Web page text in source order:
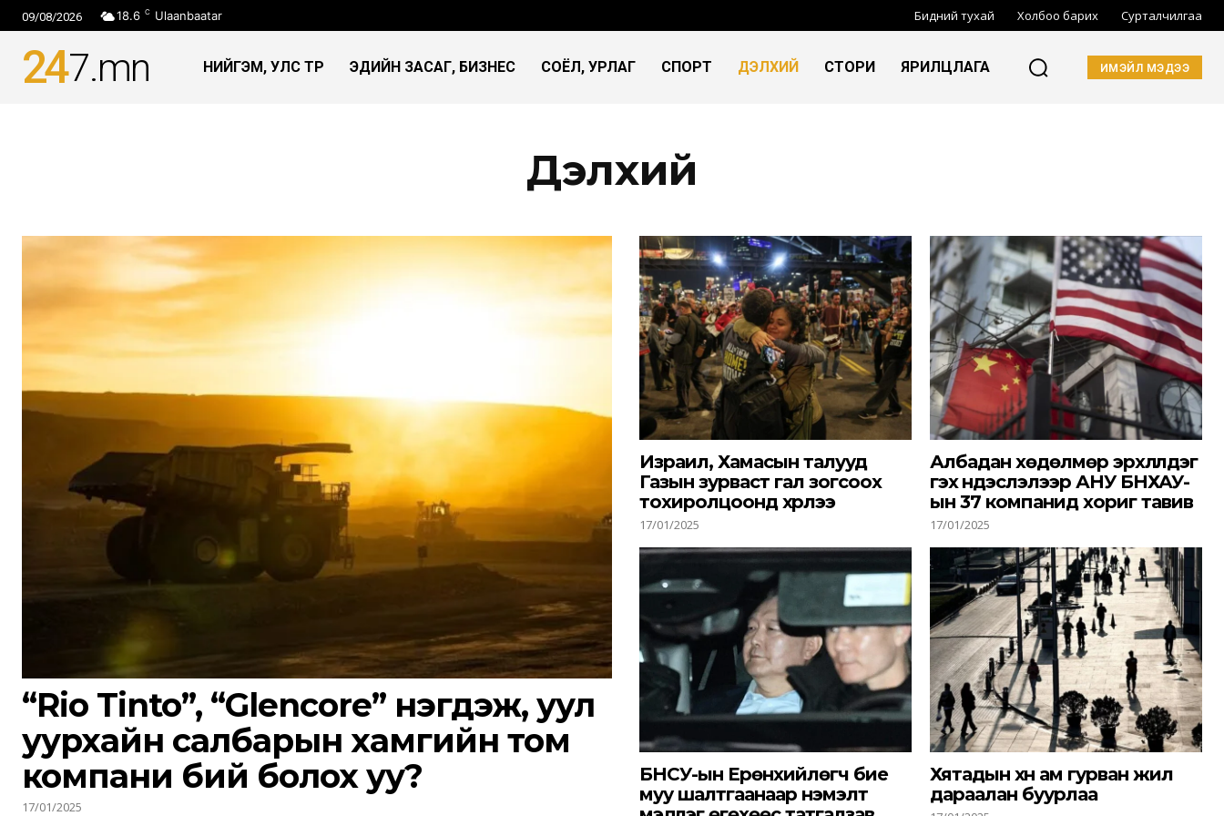
Имэйл мэдээ
Та имэйл хаягаа бүртгүүлэн тухайн өдрийн мэдээ, мэдээллийг
БҮРТГҮҮЛЭХ
Биүйлчилгээний нөхцөлүүдтэйтанилцсан.
09/08/2026 18.6 C Ulaanbaatar Бидний тухай Холбоо барих Сурталчилгаа
247.mn НИЙГЭМ, УЛС ТӨР ЭДИЙН ЗАСАГ, БИЗНЕС СОЁЛ, УРЛАГ СПОРТ ДЭЛХИЙ СТОРИ ЯРИЛЦЛАГА ИМЭЙЛ МЭДЭЭ
Дэлхий
“Rio Tinto”, “Glencore” нэгдэж, уул
уурхайн салбарын хамгийн том
компани бий болох уу?
17/01/2025
Израил, Хамасын талууд
Газын зурваст гал зогсоох
тохиролцоонд хүрлээ
17/01/2025
Албадан хөдөлмөр эрхлүүлдэг
гэх үндэслэлээр АНУ БНХАУ-
ын 37 компанид хориг тавив
17/01/2025
БНСУ-ын Ерөнхийлөгч бие
муу шалтгаанаар нэмэлт
Хятадын хүн ам гурван жил
дараалан буурлаа